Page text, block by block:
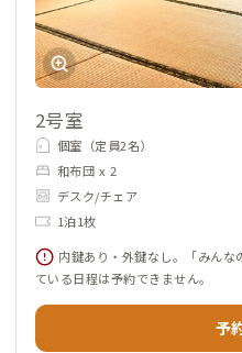
2号室
個室（定員2名）
和布団 x 2
デスク/チェア
1泊1枚
内鍵あり・外鍵なし。「みん
ている日程は予約できません。
予